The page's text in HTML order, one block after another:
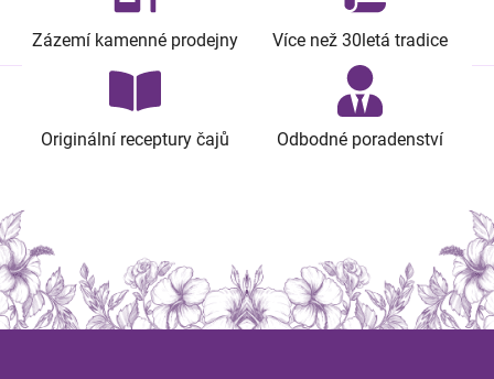
Zázemí kamenné prodejny Více než 30letá tradice
Originální receptury čajů Odbodné poradenství
Z